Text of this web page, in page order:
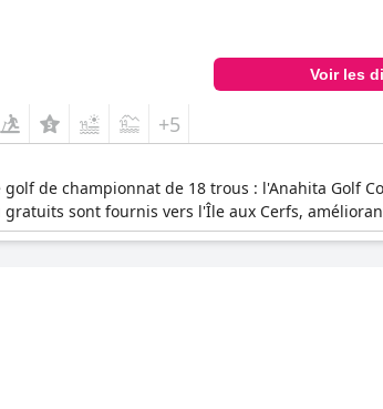
Voir les
+5
de championnat de 18 trous : l'Anahita Golf
sont fournis vers l'Île aux Cerfs,